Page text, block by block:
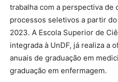
trabalha com a perspectiva de
processos seletivos a partir
2023. A Escola Superior de
integrada à UnDF, já realiza a
anuais de graduação em
graduação em enfermagem.